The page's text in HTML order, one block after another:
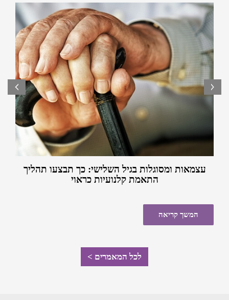
מרטיבות מצטברת בזמן שהיא חונה.
רע. רכישה מחברה אמינה ומקצועית של קלנועית יד שניה היא
לרוב עניין בטוח למדי, ועם הכסף שחוסכים ניתן בהחלט
לרכוש אביזרים לקלנועית ולשדרג אותה אפילו יותר.
עצמאות ומסוגלות בגיל השלישי: כך תבצעו תהליך
התאמת קלנועיות כראוי
המשך קריאה
prev next
לכל המאמרים >